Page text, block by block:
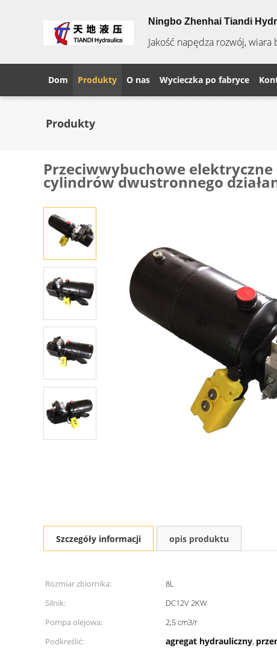
Ningbo Zhenhai Tiandi
Jakość napędza rozwój, wiara
Dom Produkty O nas Wycieczka po fabryce
Produkty
Przeciwwybuchowe
cylindrów dwustronnego
Szczegóły informacji opis produktu
Rozmiar zbiornika: 8L
Silnik:
DC12V 2KW
Pompa olejowa:
2,5 cm3/r
Podkreślić:
agregat hydrauliczny,